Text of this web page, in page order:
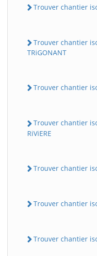
Trouver chantier
Trouver chantier
TRiGONANT
Trouver chantier
Trouver chantier
RiViERE
Trouver chantier
Trouver chantier
Trouver chantier